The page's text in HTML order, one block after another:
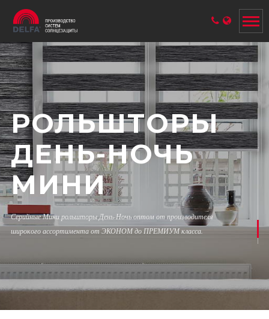
РОЛЬШТОРЫ
ДЕНЬ-НОЧЬ
МИНИ
Серийные Минирольшторы День-Ночь оптом от производителя
широкого ассортимента от ЭКОНОМ до ПРЕМИУМ класса.